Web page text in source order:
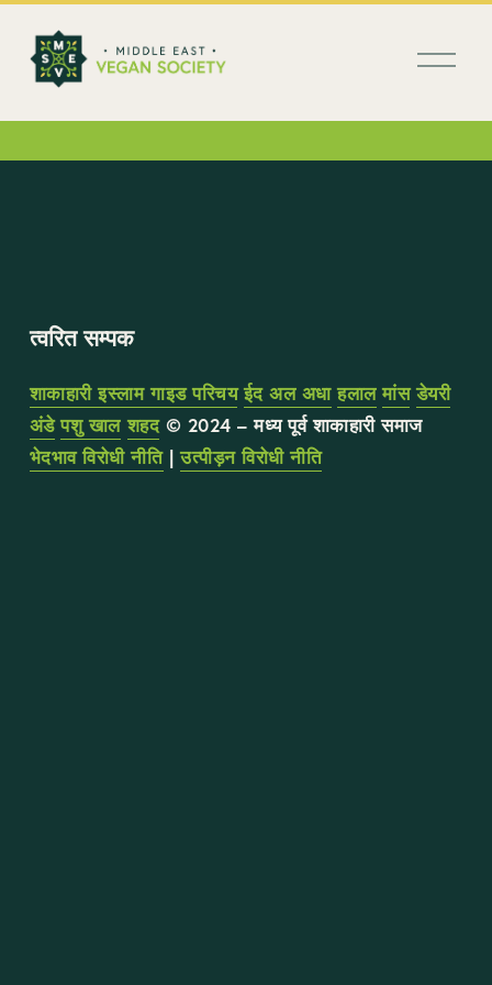
मे
लें
त्वरित सम्पक
शाकाहारी इस्लाम गाइड परिचय ईद अल अधा हलाल मांस डेयरी
अंडे पशु खाल शहद © 2024 – मध्य पूर्व शाकाहारी समाज
भेदभाव विरोधी नीति | उत्पीड़न विरोधी नीति